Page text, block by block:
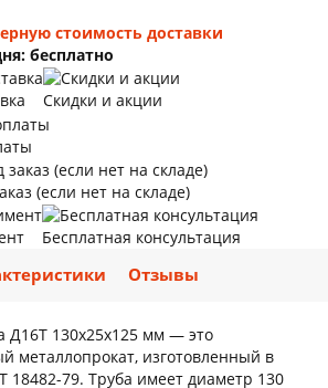
стоимость доставки
бесплатно
Скидки и акции
(если нет на складе)
Бесплатная консультация
Отзывы
Д16Т 130х25х125 мм — это
металлопрокат, изготовленный в
18482-79. Труба имеет диаметр 130